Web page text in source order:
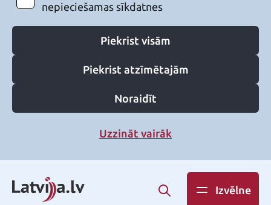
nepieciešamas sīkdatnes
Piekrist visām
Piekrist atzīmētajām
Noraidīt
Uzzināt vairāk
Izvēlne